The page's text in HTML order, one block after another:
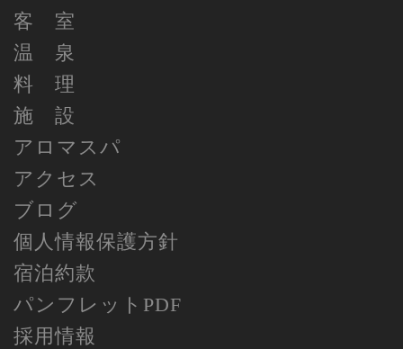
客 室
温 泉
料 理
施 設
アロマスパ
アクセス
ブログ
個人情報保護方針
宿泊約款
パンフレットPDF
採用情報